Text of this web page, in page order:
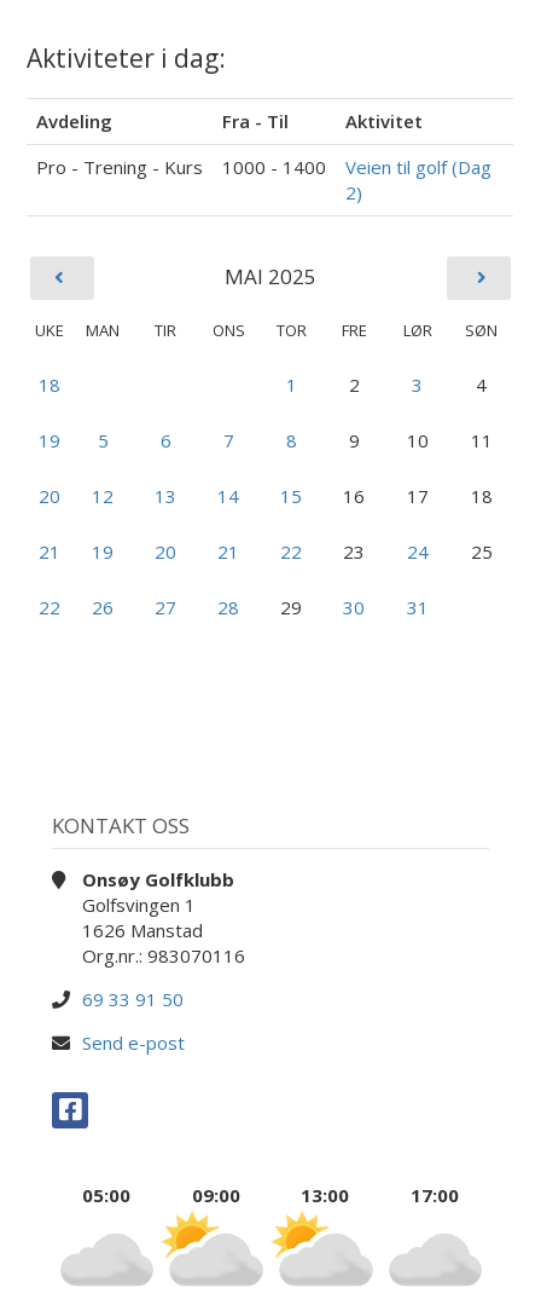
Aktiviteter i dag:
Avdeling Fra - Til
Aktivitet
Pro - Trening - Kurs
1000 - 1400
Veien til golf (Dag
2)
MAI 2025
UKE MAN TIR ONS TOR FRE LØR SØN
18 1 2 3 4
19 5 6 7 8 9 10 11
20 12 13 14 15 16 17 18
21 19 20 21 22 23 24 25
22 26 27 28 29 30 31
KONTAKT OSS
Onsøy Golfklubb
Golfsvingen 1
1626 Manstad
Org.nr.: 983070116
69 33 91 50
Send e-post
05:00 09:00 13:00 17:00